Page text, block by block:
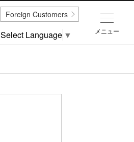
メニュー
Foreign Customers
Select Language ▼